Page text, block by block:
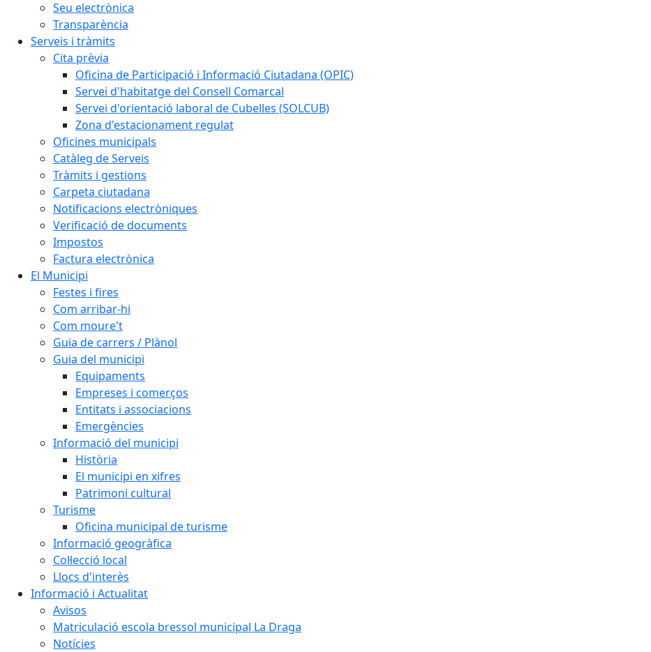
Seu electrònica
Transparència
Serveis i tràmits
Cita prèvia
Oficina de Participació i Informació Ciutadana (OPIC)
Servei d'habitatge del Consell Comarcal
Servei d'orientació laboral de Cubelles (SOLCUB)
Zona d'estacionament regulat
Oficines municipals
Catàleg de Serveis
Tràmits i gestions
Carpeta ciutadana
Notificacions electròniques
Verificació de documents
Impostos
Factura electrònica
El Municipi
Festes i fires
Com arribar-hi
Com moure't
Guia de carrers / Plànol
Guia del municipi
Equipaments
Empreses i comerços
Entitats i associacions
Emergències
Informació del municipi
Història
El municipi en xifres
Patrimoni cultural
Turisme
Oficina municipal de turisme
Informació geogràfica
Col·lecció local
Llocs d'interès
Informació i Actualitat
Avisos
Matriculació escola bressol municipal La Draga
Notícies